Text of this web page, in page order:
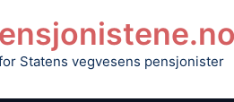
Statens vegvesens pensjonister